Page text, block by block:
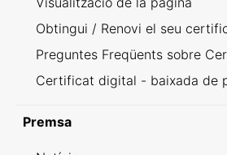
Obtingui / Renovi el seu
Preguntes Freqüents sobre
Certificat digital - baixada de
Premsa